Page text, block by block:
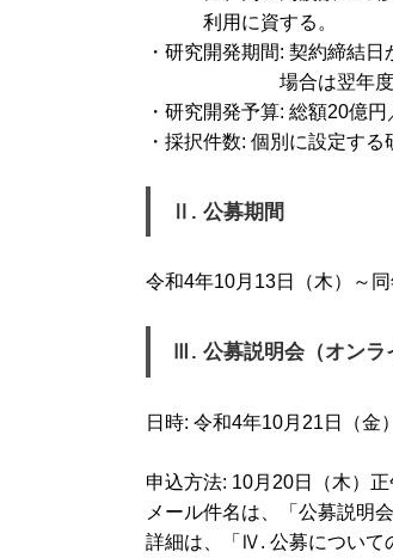
利用に資する。
・研究開発期間: 契約締結
場合は翌年
・研究開発予算: 総額20億円
・採択件数: 個別に設定す
Ⅱ. 公募期間
令和4年10月13日（木）～
Ⅲ. 公募説明会（オンラ
日時: 令和4年10月21日（金
申込方法: 10月20日（木）
メール件名は、「公募説明
詳細は、「Ⅳ. 公募について